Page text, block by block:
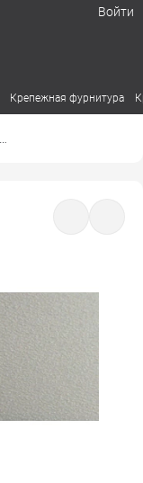
Войти
Крепежная фурнитура